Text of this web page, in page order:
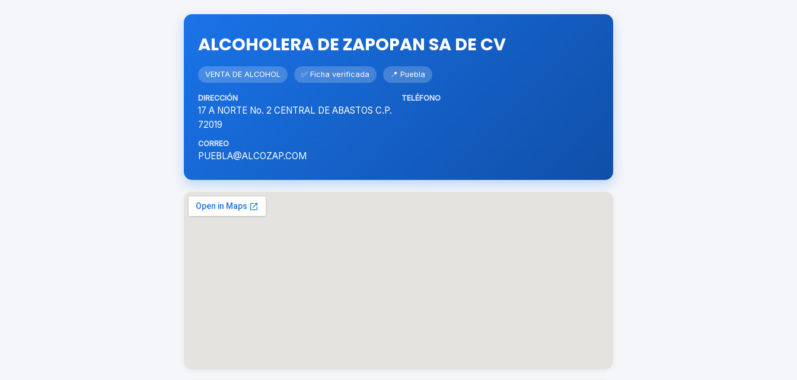
ALCOHOLERA DE ZAPOPAN SA DE CV
VENTA DE ALCOHOL ✅ Ficha verificada 📍 Puebla
DIRECCIÓN
17 A NORTE No. 2 CENTRAL DE ABASTOS C.P.
72019
TELÉFONO
CORREO
PUEBLA@ALCOZAP.COM